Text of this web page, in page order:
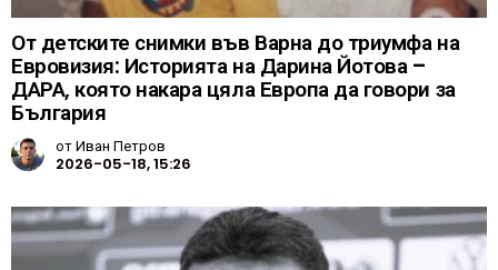
От детските снимки във Варна до триумфа на
Евровизия: Историята на Дарина Йотова –
ДАРА, която накара цяла Европа да говори за
България
отИван Петров
2026-05-18, 15:26